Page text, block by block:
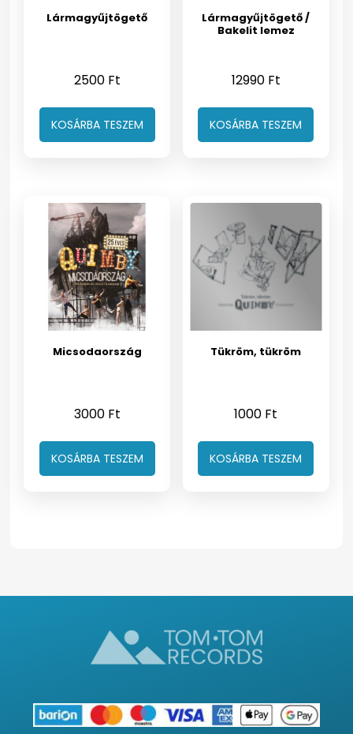
Lármagyűjtögető
2500 Ft
KOSÁRBA TESZEM
Lármagyűjtögető /
Bakelit lemez
12990 Ft
KOSÁRBA TESZEM
Micsodaország
3000 Ft
KOSÁRBA TESZEM
Tükröm, tükröm
1000 Ft
KOSÁRBA TESZEM